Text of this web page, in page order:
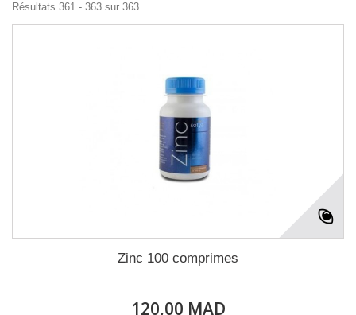
Résultats 361 - 363 sur 363.
Zinc 100 comprimes
120,00 MAD